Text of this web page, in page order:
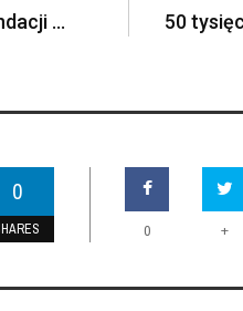
...
50
0
0 +